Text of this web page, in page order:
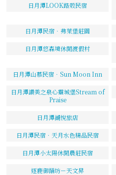
日月潭LOOK路殼民宿
日月潭民宿．弗萊堡莊園
日月潭悠森境休閒渡假村
日月潭山慕民宿．Sun Moon Inn
日月潭讚美之泉心靈城堡Stream of
Praise
日月潭湖悅旅店
日月潭民宿．天月水色精品民宿
日月潭小太陽休閒農莊民宿
逐鹿御饍坊－天文昇